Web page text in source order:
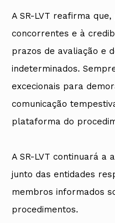
A SR-LVT reafirma
concorrentes e à
prazos de avaliação e
indeterminados.
excecionais para
comunicação
plataforma do
A SR-LVT continuará a
junto das entidades
membros informados
procedimentos.